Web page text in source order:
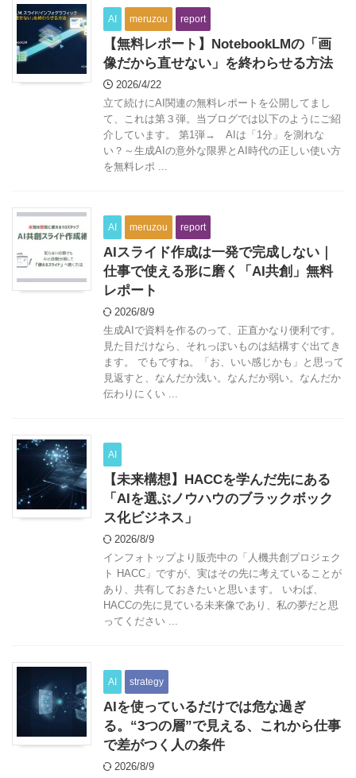
AI meruzou report
【無料レポート】NotebookLMの「画
像だから直せない」を終わらせる方法
2026/4/22
立て続けにAI関連の無料レポートを公開してまし
て、これは第３弾。当ブログでは以下のようにご紹
介しています。 第1弾→ AIは「1分」を測れな
い？～生成AIの意外な限界とAI時代の正しい使い方
を無料レポ ...
AI meruzou report
AIスライド作成は一発で完成しない｜
仕事で使える形に磨く「AI共創」無料
レポート
2026/8/9
生成AIで資料を作るのって、正直かなり便利です。
見た目だけなら、それっぽいものは結構すぐ出てき
ます。 でもですね。「お、いい感じかも」と思って
見返すと、なんだか浅い。なんだか弱い。なんだか
伝わりにくい ...
AI
【未来構想】HACCを学んだ先にある
「AIを選ぶノウハウのブラックボック
ス化ビジネス」
2026/8/9
インフォトップより販売中の「人機共創プロジェク
ト HACC」ですが、実はその先に考えていることが
あり、共有しておきたいと思います。 いわば、
HACCの先に見ている未来像であり、私の夢だと思
ってください ...
AI strategy
AIを使っているだけでは危な過ぎ
る。“3つの層”で見える、これから仕事
で差がつく人の条件
2026/8/9